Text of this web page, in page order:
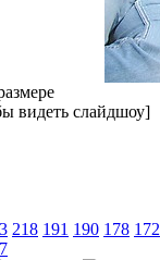
видеть слайдшоу]
218 191 190 178 172